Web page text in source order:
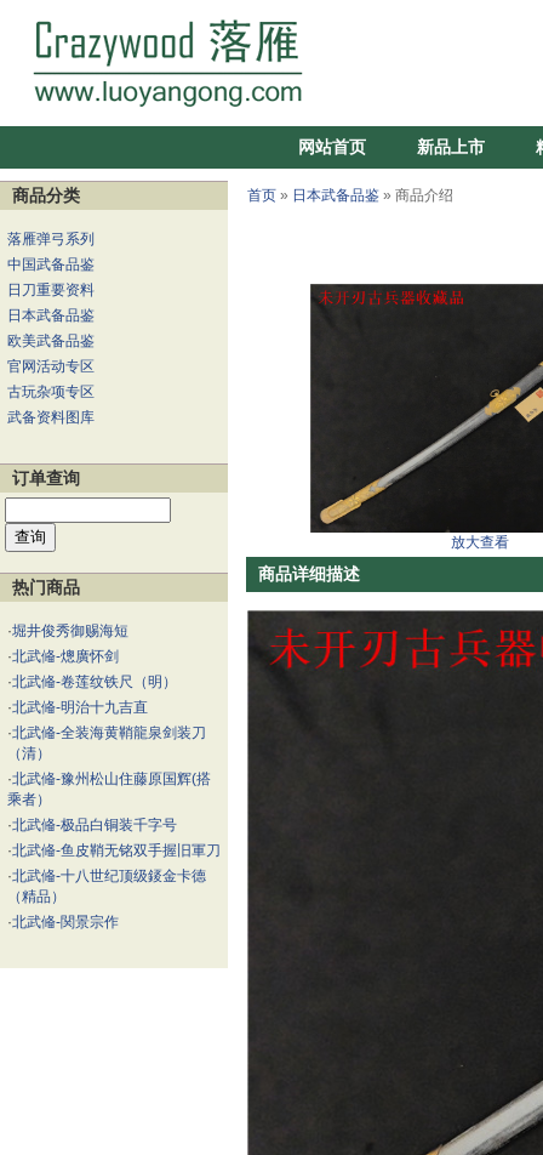
网站首页 新品上市
商品分类
落雁弹弓系列
中国武备品鉴
日刀重要资料
日本武备品鉴
欧美武备品鉴
官网活动专区
古玩杂项专区
武备资料图库
订单查询
热门商品
·堀井俊秀御赐海短
·北武偹-熜廣怀剑
·北武偹-卷莲纹铁尺（明）
·北武偹-明治十九吉直
·北武偹-全装海黄鞘龍泉剑装刀
（清）
·北武偹-豫州松山住藤原国辉(搭
乘者）
·北武偹-极品白铜装千字号
·北武偹-鱼皮鞘无铭双手握旧軍刀
·北武偹-十八世纪顶级錽金卡德
（精品）
·北武偹-関景宗作
首页 » 日本武备品鉴 » 商品介绍
放大查看
商品详细描述